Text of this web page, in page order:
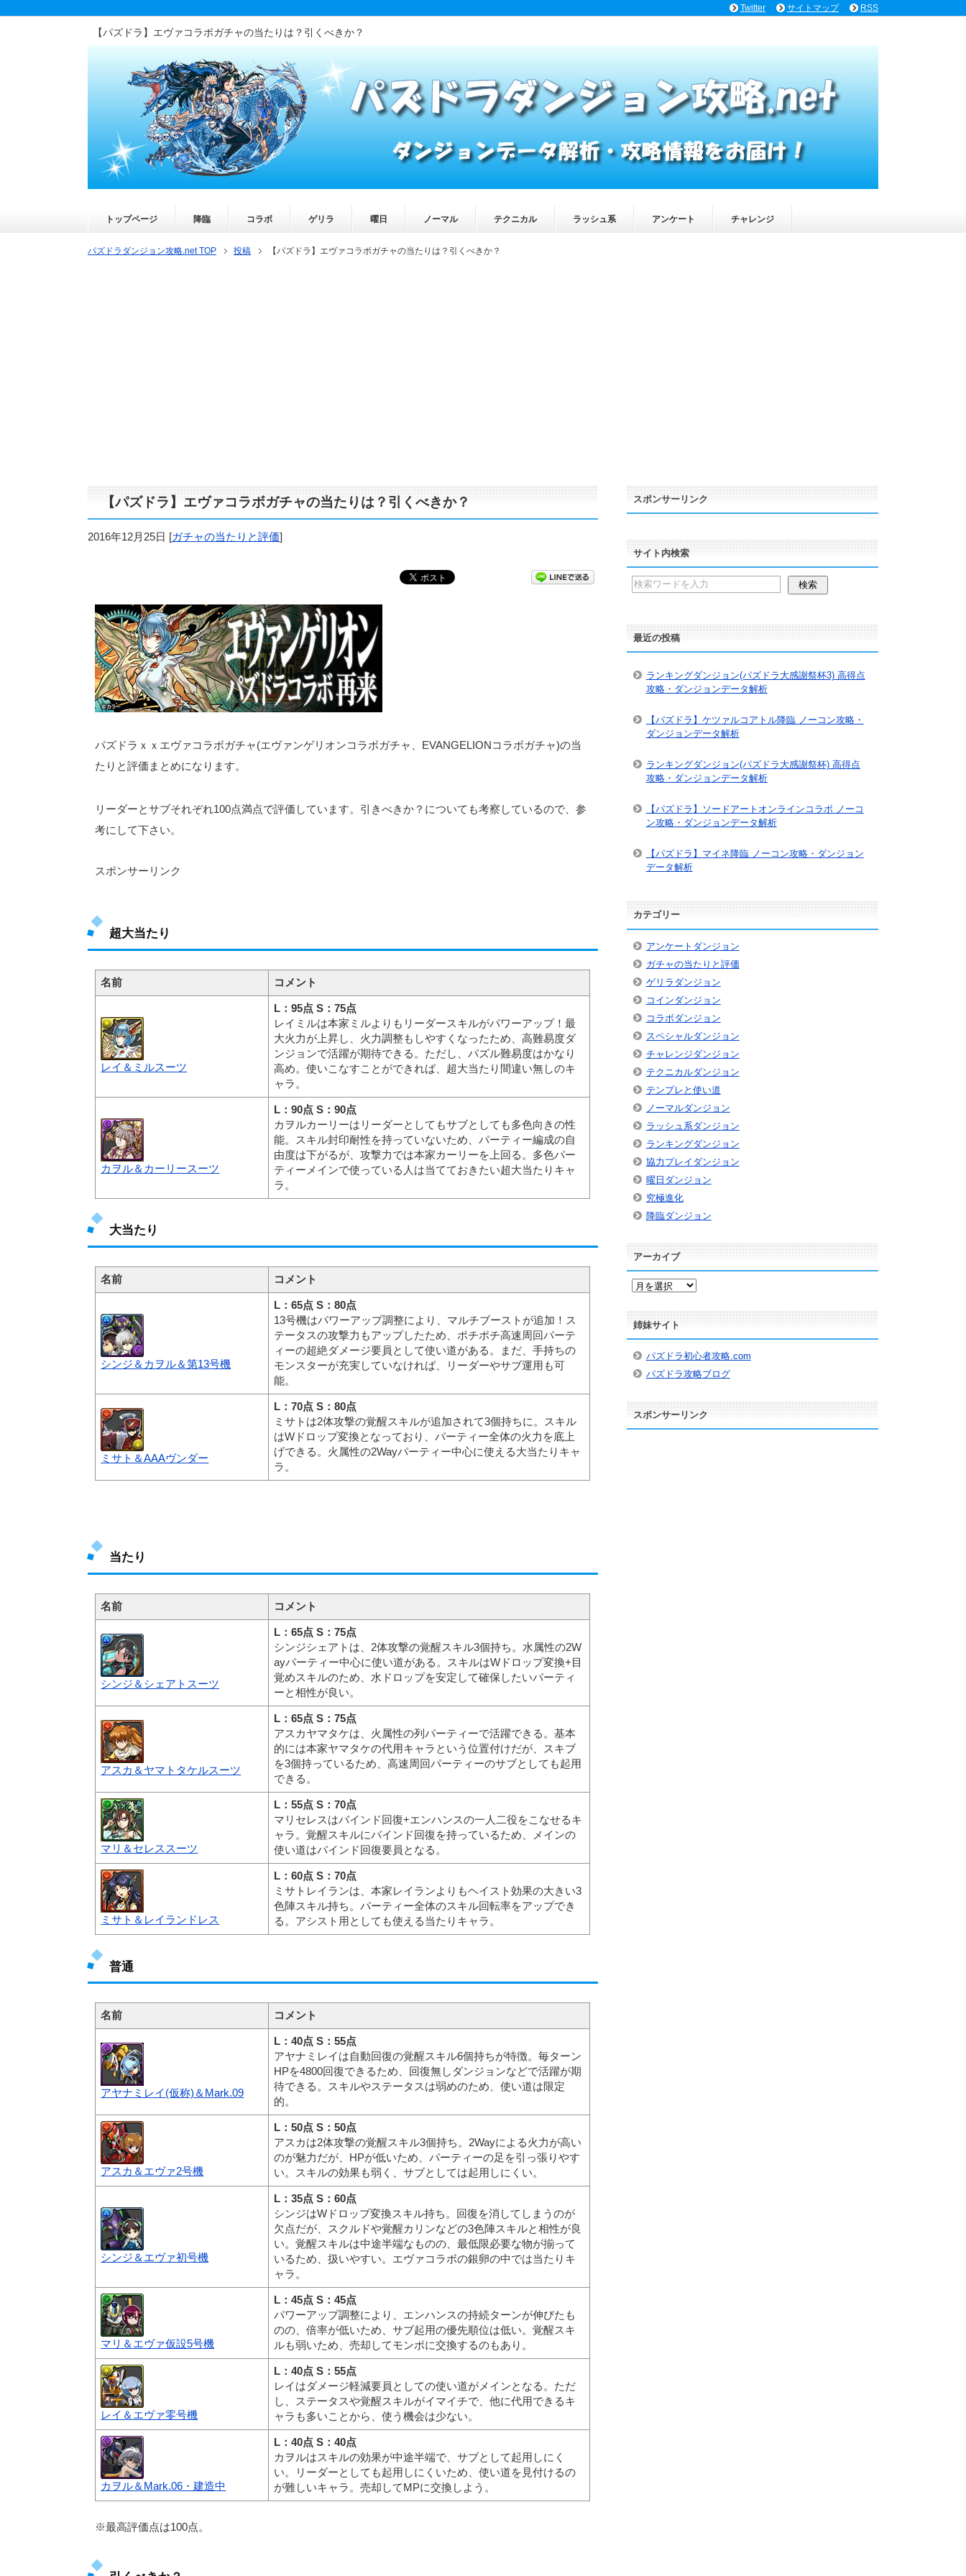
【パズドラ】エヴァコラボガチャの当たりは？引くべきか？
トップページ 降臨 コラボ ゲリラ 曜日 ノーマル テクニカル ラッシュ系 アンケート チャレンジ
パズドラダンジョン攻略.net TOP 投稿 【パズドラ】エヴァコラボガチャの当たりは？引くべきか？
【パズドラ】エヴァコラボガチャの当たりは？引くべきか？
2016年12月25日 [ガチャの当たりと評価]
パズドラｘｘエヴァコラボガチャ(エヴァンゲリオンコラボガチャ、EVANGELIONコラボガチャ)の当
たりと評価まとめになります。
リーダーとサブそれぞれ100点満点で評価しています。引きべきか？についても考察しているので、参
考にして下さい。
スポンサーリンク
超大当たり
名前 コメント
レイ＆ミルスーツ
L：95点 S：75点
レイミルは本家ミルよりもリーダースキルがパワーアップ！最
大火力が上昇し、火力調整もしやすくなったため、高難易度ダ
ンジョンで活躍が期待できる。ただし、パズル難易度はかなり
高め。使いこなすことができれば、超大当たり間違い無しのキ
ャラ。
カヲル＆カーリースーツ
L：90点 S：90点
カヲルカーリーはリーダーとしてもサブとしても多色向きの性
能。スキル封印耐性を持っていないため、パーティー編成の自
由度は下がるが、攻撃力では本家カーリーを上回る。多色パー
ティーメインで使っている人は当てておきたい超大当たりキャ
ラ。
大当たり
名前 コメント
シンジ＆カヲル＆第13号機
L：65点 S：80点
13号機はパワーアップ調整により、マルチブーストが追加！ス
テータスの攻撃力もアップしたため、ポチポチ高速周回パーテ
ィーの超絶ダメージ要員として使い道がある。まだ、手持ちの
モンスターが充実していなければ、リーダーやサブ運用も可
能。
ミサト＆AAAヴンダー
L：70点 S：80点
ミサトは2体攻撃の覚醒スキルが追加されて3個持ちに。スキル
はWドロップ変換となっており、パーティー全体の火力を底上
げできる。火属性の2Wayパーティー中心に使える大当たりキャ
ラ。
当たり
名前 コメント
シンジ＆シェアトスーツ
L：65点 S：75点
シンジシェアトは、2体攻撃の覚醒スキル3個持ち。水属性の2W
ayパーティー中心に使い道がある。スキルはWドロップ変換+目
覚めスキルのため、水ドロップを安定して確保したいパーティ
ーと相性が良い。
アスカ＆ヤマトタケルスーツ
L：65点 S：75点
アスカヤマタケは、火属性の列パーティーで活躍できる。基本
的には本家ヤマタケの代用キャラという位置付けだが、スキブ
を3個持っているため、高速周回パーティーのサブとしても起用
できる。
マリ＆セレススーツ
L：55点 S：70点
マリセレスはバインド回復+エンハンスの一人二役をこなせるキ
ャラ。覚醒スキルにバインド回復を持っているため、メインの
使い道はバインド回復要員となる。
ミサト＆レイランドレス
L：60点 S：70点
ミサトレイランは、本家レイランよりもヘイスト効果の大きい3
色陣スキル持ち。パーティー全体のスキル回転率をアップでき
る。アシスト用としても使える当たりキャラ。
普通
名前 コメント
アヤナミレイ(仮称)＆Mark.09
L：40点 S：55点
アヤナミレイは自動回復の覚醒スキル6個持ちが特徴。毎ターン
HPを4800回復できるため、回復無しダンジョンなどで活躍が期
待できる。スキルやステータスは弱めのため、使い道は限定
的。
アスカ＆エヴァ2号機
L：50点 S：50点
アスカは2体攻撃の覚醒スキル3個持ち。2Wayによる火力が高い
のが魅力だが、HPが低いため、パーティーの足を引っ張りやす
い。スキルの効果も弱く、サブとしては起用しにくい。
シンジ＆エヴァ初号機
L：35点 S：60点
シンジはWドロップ変換スキル持ち。回復を消してしまうのが
欠点だが、スクルドや覚醒カリンなどの3色陣スキルと相性が良
い。覚醒スキルは中途半端なものの、最低限必要な物が揃って
いるため、扱いやすい。エヴァコラボの銀卵の中では当たりキ
ャラ。
マリ＆エヴァ仮設5号機
L：45点 S：45点
パワーアップ調整により、エンハンスの持続ターンが伸びたも
のの、倍率が低いため、サブ起用の優先順位は低い。覚醒スキ
ルも弱いため、売却してモンポに交換するのもあり。
レイ＆エヴァ零号機
L：40点 S：55点
レイはダメージ軽減要員としての使い道がメインとなる。ただ
し、ステータスや覚醒スキルがイマイチで、他に代用できるキ
ャラも多いことから、使う機会は少ない。
カヲル＆Mark.06・建造中
L：40点 S：40点
カヲルはスキルの効果が中途半端で、サブとして起用しにく
い。リーダーとしても起用しにくいため、使い道を見付けるの
が難しいキャラ。売却してMPに交換しよう。
※最高評価点は100点。
スポンサーリンク
サイト内検索
最近の投稿
ランキングダンジョン(パズドラ大感謝祭杯3) 高得点
攻略・ダンジョンデータ解析
【パズドラ】ケツァルコアトル降臨 ノーコン攻略・
ダンジョンデータ解析
ランキングダンジョン(パズドラ大感謝祭杯) 高得点
攻略・ダンジョンデータ解析
【パズドラ】ソードアートオンラインコラボ ノーコ
ン攻略・ダンジョンデータ解析
【パズドラ】マイネ降臨 ノーコン攻略・ダンジョン
データ解析
カテゴリー
アンケートダンジョン
ガチャの当たりと評価
ゲリラダンジョン
コインダンジョン
コラボダンジョン
スペシャルダンジョン
チャレンジダンジョン
テクニカルダンジョン
テンプレと使い道
ノーマルダンジョン
ラッシュ系ダンジョン
ランキングダンジョン
協力プレイダンジョン
曜日ダンジョン
究極進化
降臨ダンジョン
アーカイブ
ア
カ
イ
ブ
姉妹サイト
パズドラ初心者攻略.com
パズドラ攻略ブログ
スポンサーリンク
Twitter サイトマップ RSS